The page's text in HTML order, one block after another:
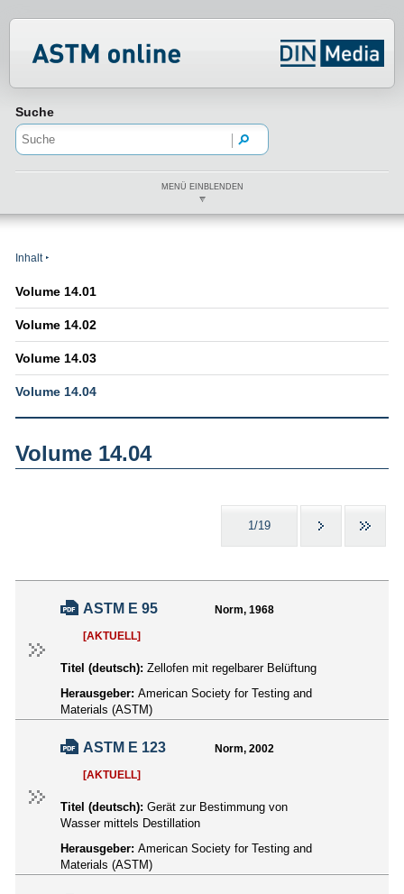
Suche
MENÜ EINBLENDEN
Inhalt
Volume 14.01
Volume 14.02
Volume 14.03
Volume 14.04
Volume 14.04
1/19
ASTM E 95 Norm, 1968
[AKTUELL]
Titel (deutsch): Zellofen mit regelbarer Belüftung
Herausgeber: American Society for Testing and
Materials (ASTM)
ASTM E 123 Norm, 2002
[AKTUELL]
Titel (deutsch): Gerät zur Bestimmung von
Wasser mittels Destillation
Herausgeber: American Society for Testing and
Materials (ASTM)